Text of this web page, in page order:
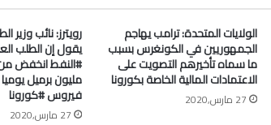
الولايات المتحدة: ترامب يهاجم
الجمهوريين في الكونغرس بسبب
ما سماه تأخيرهم التصويت على
الاعتمادات المالية الخاصة بكورونا
27 مارس,2020
رويترز: نائب وزير
يقول إن الطلب
مليون برميل
فيروس #كورونا
27 مارس,2020